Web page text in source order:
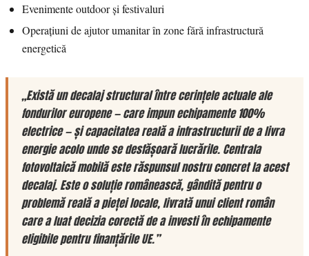
Evenimente outdoor și festivaluri
Operațiuni de ajutor umanitar în zone fără infrastructură
energetică
„Există un decalaj structural între cerințele actuale ale
fondurilor europene — care impun echipamente 100%
electrice — și capacitatea reală a infrastructurii de a livra
energie acolo unde se desfășoară lucrările. Centrala
fotovoltaică mobilă este răspunsul nostru concret la acest
decalaj. Este o soluție românească, gândită pentru o
problemă reală a pieței locale, livrată unui client român
care a luat decizia corectă de a investi în echipamente
eligibile pentru finanțările UE.”